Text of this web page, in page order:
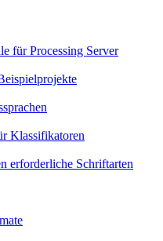
für Processing Server
Klassifikatoren
erforderliche Schriftarten